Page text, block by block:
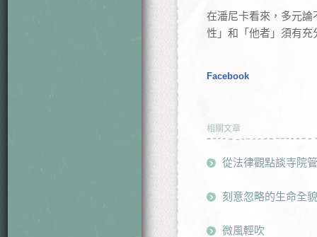
在潘尼卡看來，多元
性」和「他者」須有
Facebook
相關文章
從法律觀點談寺院
刻意忽略的生命全貌
微風輕吹